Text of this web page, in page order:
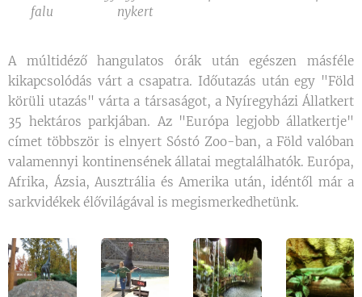
falu
nykert
A múltidéző hangulatos órák után egészen másféle
kikapcsolódás várt a csapatra. Időutazás után egy "Föld
körüli utazás" várta a társaságot, a Nyíregyházi Állatkert
35 hektáros parkjában. Az "Európa legjobb állatkertje"
címet többször is elnyert Sóstó Zoo-ban, a Föld valóban
valamennyi kontinensének állatai megtalálhatók. Európa,
Afrika, Ázsia, Ausztrália és Amerika után, idéntől már a
sarkvidékek élővilágával is megismerkedhetünk.